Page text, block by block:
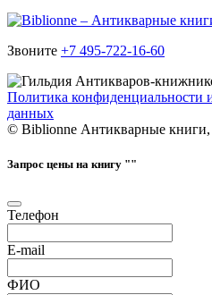
Звоните +7 495-722-16-60
Политика конфиденциальности
данных
© Biblionne Антикварные книги,
Запрос цены на книгу ""
Телефон
E-mail
ФИО